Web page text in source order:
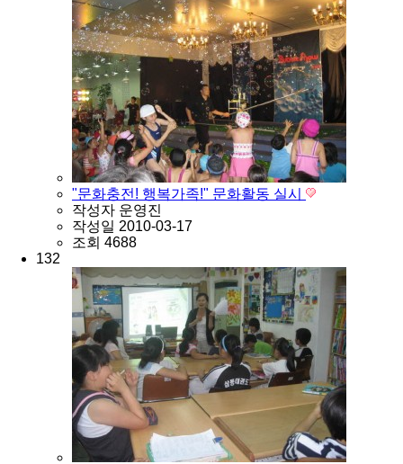
"문화충전! 행복가족!" 문화활동 실시
작성자 운영진
작성일 2010-03-17
조회 4688
132